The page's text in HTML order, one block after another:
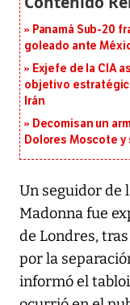
Panamá Sub-20
goleado ante
Exjefe de la CIA
objetivo
Irán
Decomisan un
Dolores Moscote
Un seguidor de
Madonna fue
de Londres,
por la
informó el